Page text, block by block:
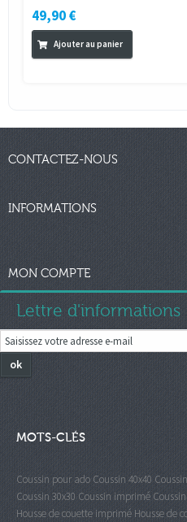
49,90 €
Ajouter au panier
CONTACTEZ-NOUS
INFORMATIONS
MON COMPTE
Lettre d'informations
ok
MOTS-CLÉS
Coussin pour ado Coussin 40x40
Coussin 30x30 Coussin imprimé
Housse de couette imprimé Housse de